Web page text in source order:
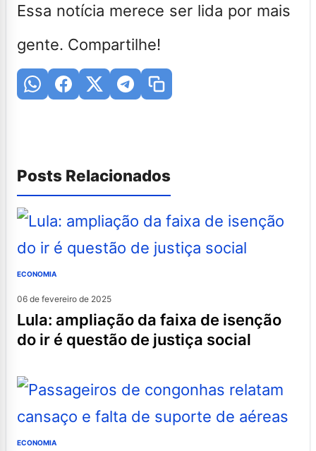
Essa notícia merece ser lida por mais
gente. Compartilhe!
Posts Relacionados
ECONOMIA
06 de fevereiro de 2025
lula: ampliação da faixa de isenção
do ir é questão de justiça social
ECONOMIA